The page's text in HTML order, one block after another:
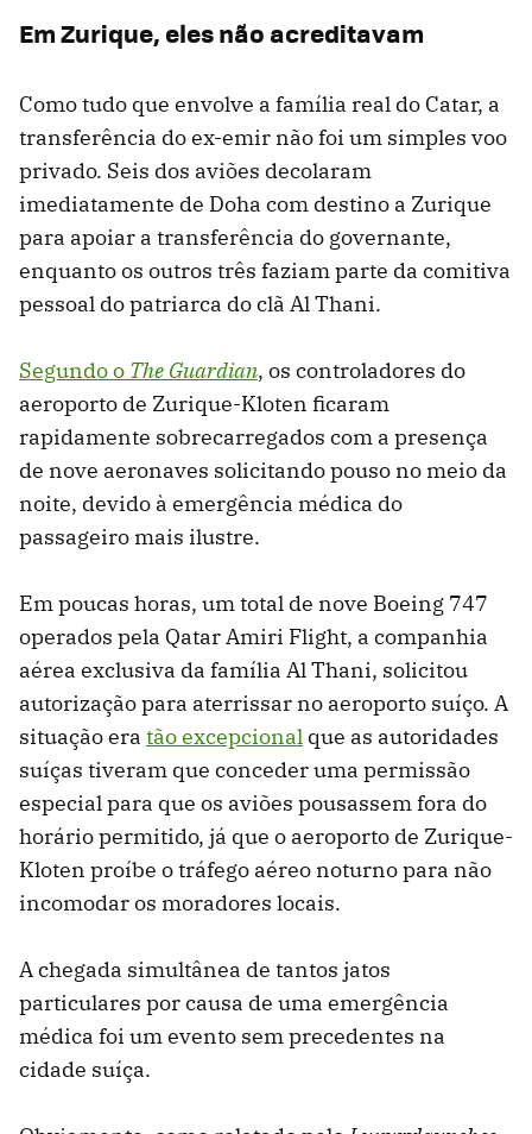
Em Zurique, eles não acreditavam
Como tudo que envolve a família real do Catar, a
transferência do ex-emir não foi um simples voo
privado. Seis dos aviões decolaram
imediatamente de Doha com destino a Zurique
para apoiar a transferência do governante,
enquanto os outros três faziam parte da comitiva
pessoal do patriarca do clã Al Thani.
Segundo o The Guardian, os controladores do
aeroporto de Zurique-Kloten ficaram
rapidamente sobrecarregados com a presença
de nove aeronaves solicitando pouso no meio da
noite, devido à emergência médica do
passageiro mais ilustre.
Em poucas horas, um total de nove Boeing 747
operados pela Qatar Amiri Flight, a companhia
aérea exclusiva da família Al Thani, solicitou
autorização para aterrissar no aeroporto suíço. A
situação era tão excepcional que as autoridades
suíças tiveram que conceder uma permissão
especial para que os aviões pousassem fora do
horário permitido, já que o aeroporto de Zurique-
Kloten proíbe o tráfego aéreo noturno para não
incomodar os moradores locais.
A chegada simultânea de tantos jatos
particulares por causa de uma emergência
médica foi um evento sem precedentes na
cidade suíça.